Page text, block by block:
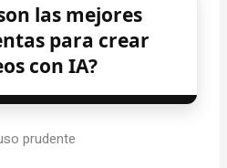
las mejores
para crear
con IA?
prudente